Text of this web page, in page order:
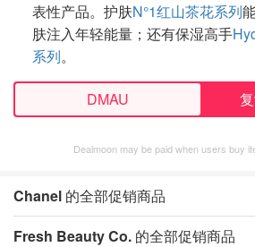
表性产品。护肤N°1红山茶花系列
肤注入年轻能量；还有保湿高手
系列。
DMAU
Dealmoon may be paid when users buy
Chanel 的全部促销商品
Fresh Beauty Co. 的全部促销商品